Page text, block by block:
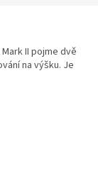
II pojme dvě
na výšku. Je